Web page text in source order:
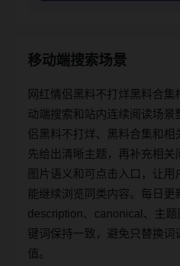
移动端搜索场景
网红情侣黑料不打烊黑料合集
动端搜索和站内连续阅读场景
侣黑料不打烊、黑料合集和相
先给出清晰主题，再补充相关
图片语义和可点击入口，让
能继续浏览同类内容。每日更
description、canonical、主
键词保持一致，避免只替换词
值。